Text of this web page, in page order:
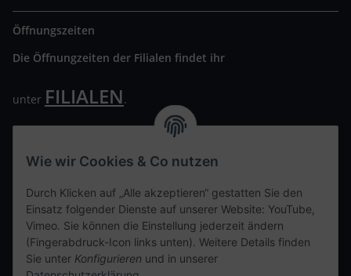
Öffnungszeiten
Die Öffnungzeiten der Filialen findet ihr
unter FILIALEN.
Wir freuen uns auf Euren Besuch. Bitte beachtet die
Kontaktdaten
tweet
Wie wir Cookies & Co nutzen
Durch Klicken auf „Alle akzeptieren“ gestatten Sie den
Einsatz folgender Dienste auf unserer Website: YouTube,
Vimeo. Sie können die Einstellung jederzeit ändern
(Fingerabdruck-Icon links unten). Weitere Details finden
Sie unter Konfigurieren und in unserer